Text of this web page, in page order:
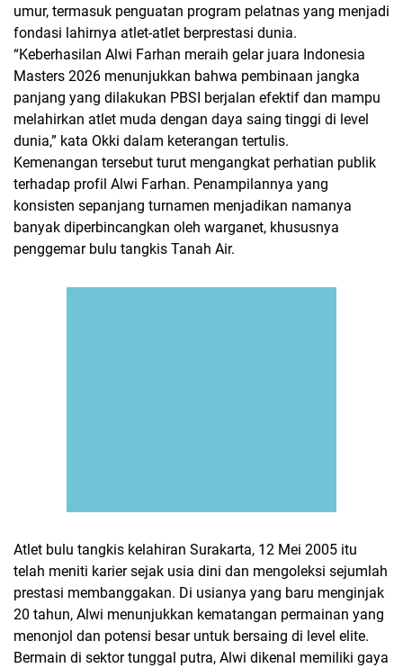
umur, termasuk penguatan program pelatnas yang menjadi
fondasi lahirnya atlet-atlet berprestasi dunia.
“Keberhasilan Alwi Farhan meraih gelar juara Indonesia
Masters 2026 menunjukkan bahwa pembinaan jangka
panjang yang dilakukan PBSI berjalan efektif dan mampu
melahirkan atlet muda dengan daya saing tinggi di level
dunia,” kata Okki dalam keterangan tertulis.
Kemenangan tersebut turut mengangkat perhatian publik
terhadap profil Alwi Farhan. Penampilannya yang
konsisten sepanjang turnamen menjadikan namanya
banyak diperbincangkan oleh warganet, khususnya
penggemar bulu tangkis Tanah Air.
Atlet bulu tangkis kelahiran Surakarta, 12 Mei 2005 itu
telah meniti karier sejak usia dini dan mengoleksi sejumlah
prestasi membanggakan. Di usianya yang baru menginjak
20 tahun, Alwi menunjukkan kematangan permainan yang
menonjol dan potensi besar untuk bersaing di level elite.
Bermain di sektor tunggal putra, Alwi dikenal memiliki gaya